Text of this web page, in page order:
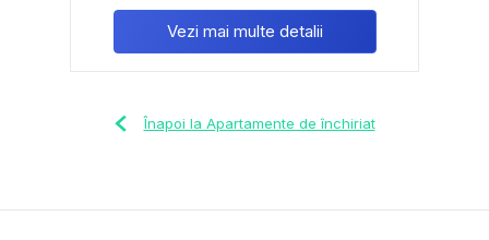
Vezi mai multe detalii
Înapoi la Apartamente de închiriat